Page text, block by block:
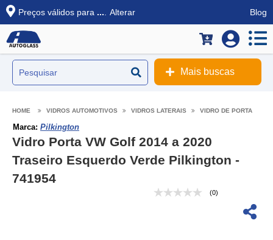
Preços válidos para ... Alterar Blog
Mais buscas
VIDROS AUTOMOTIVOS VIDROS LATERAIS VIDRO DE PORTA
Marca: Pilkington
Vidro Porta VW Golf 2014 a 2020
Traseiro Esquerdo Verde Pilkington -
741954
(0)